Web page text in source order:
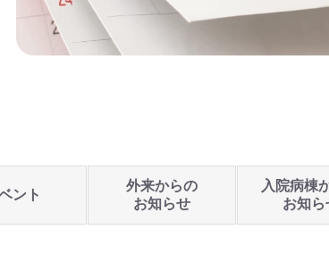
ント
外来からの
お知らせ
入院病棟
お知ら